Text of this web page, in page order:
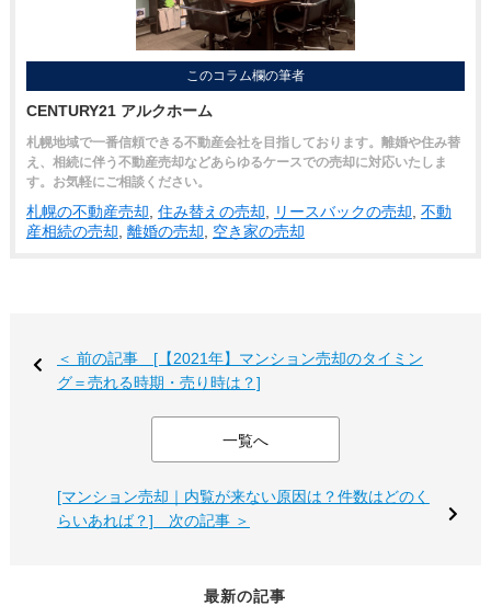
このコラム欄の筆者
CENTURY21 アルクホーム
札幌地域で一番信頼できる不動産会社を目指しております。離婚や住み替
え、相続に伴う不動産売却などあらゆるケースでの売却に対応いたしま
す。お気軽にご相談ください。
札幌の不動産売却 住み替えの売却 リースバックの売却 不動
産相続の売却 離婚の売却 空き家の売却
＜ 前の記事 [【2021年】マンション売却のタイミン
グ＝売れる時期・売り時は？]
一覧へ
[マンション売却｜内覧が来ない原因は？件数はどのく
らいあれば？] 次の記事 ＞
最新の記事